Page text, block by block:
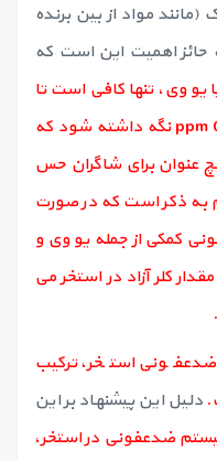
مواد از بین برنده
حائز اهمیت این است که
یو وی، تنها کافی است تا
مقدار کلر آزاد استخر در حد 0.2 تا 0.5 ppm نگه داشته شود که
عنوان برای شاگران حس
به ذکر است که در صورت
کمکی از جمله یو وی و
کلر آزاد در استخر می
استخر، ترکیب
دلیل این پیشنهاد بر این
ضدعفونی در استخر،